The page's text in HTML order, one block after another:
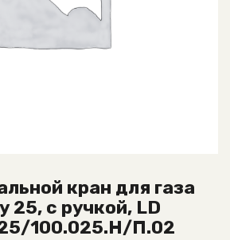
кран для газа
25, с ручкой, LD
100.025.Н/П.02